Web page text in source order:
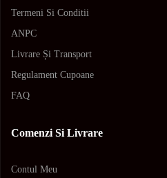
Termeni Si Conditii
ANPC
Livrare Și Transport
Regulament Cupoane
FAQ
Comenzi Si Livrare
Contul Meu